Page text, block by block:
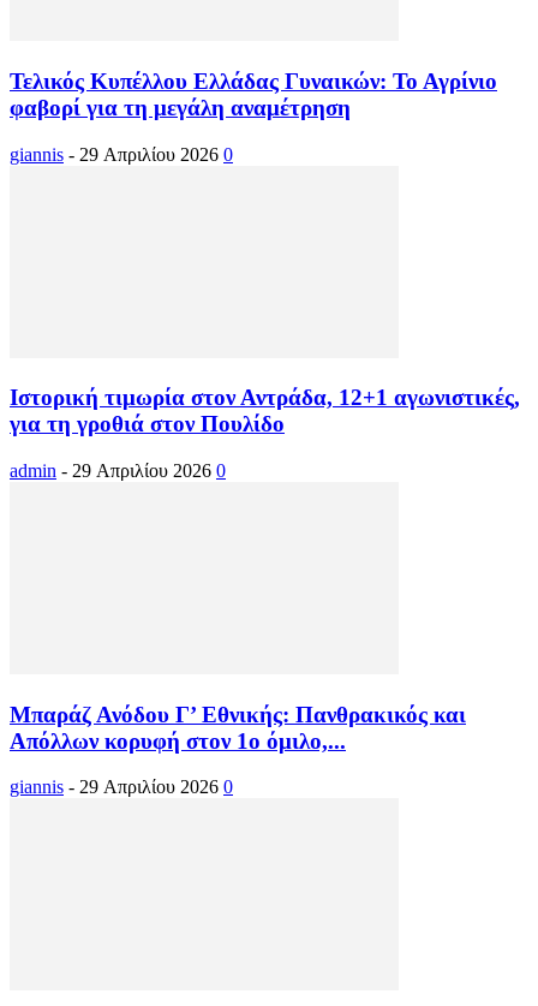
Τελικός Κυπέλλου Ελλάδας Γυναικών: Το Αγρίνιο
φαβορί για τη μεγάλη αναμέτρηση
giannis - 29 Απριλίου 2026 0
Ιστορική τιμωρία στον Αντράδα, 12+1 αγωνιστικές,
για τη γροθιά στον Πουλίδο
admin - 29 Απριλίου 2026 0
Μπαράζ Ανόδου Γ’ Εθνικής: Πανθρακικός και
Απόλλων κορυφή στον 1ο όμιλο,...
giannis - 29 Απριλίου 2026 0